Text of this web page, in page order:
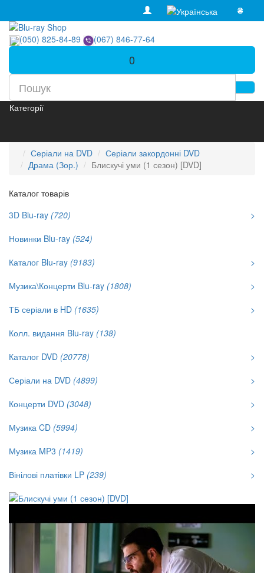
₴
(050) 825-84-89 (067) 846-77-64
0
Категорії
Серіали на DVD
Серіали закордонні DVD
Драма (Зор.)
Блискучі уми (1 сезон) [DVD]
Каталог товарів
3D Blu-ray (720)
>
Новинки Blu-ray (524)
Каталог Blu-ray (9183)
>
Музика\Концерти Blu-ray (1808)
>
ТБ серіали в HD (1635)
>
Колл. видання Blu-ray (138)
Каталог DVD (20778)
>
Серіали на DVD (4899)
>
Концерти DVD (3048)
>
Музика CD (5994)
>
Музика MP3 (1419)
>
Вінілові платівки LP (239) >